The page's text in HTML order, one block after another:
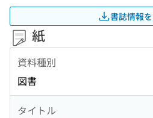
書誌情報
紙
資料種別
図書
タイトル